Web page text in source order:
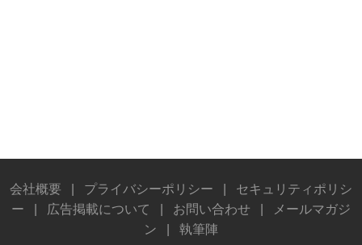
会社概要 プライバシーポリシー
セキュリティポリシ
ー
広告掲載について お問い合わせ
メールマガジ
ン
執筆陣